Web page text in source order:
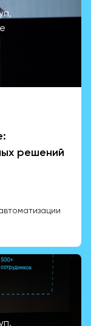
решений